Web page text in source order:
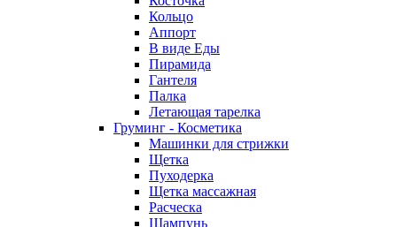
Кольцо
Аппорт
В виде Еды
Пирамида
Гантеля
Палка
Летающая тарелка
Груминг - Косметика
Машинки для стрижки
Щетка
Пуходерка
Щетка массажная
Расческа
Шампунь